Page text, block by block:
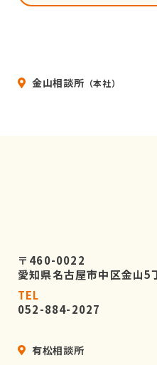
金山相談所 （本社）
〒460-0022
愛知県名古屋市中区金山5
TEL
052-884-2027
有松相談所